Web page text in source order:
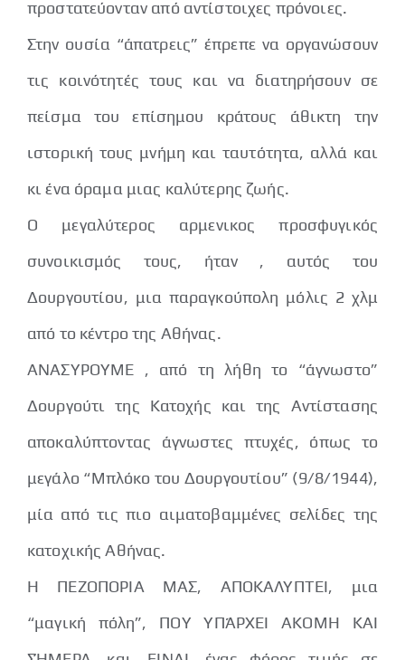
προστατεύονταν από αντίστοιχες πρόνοιες.
Στην ουσία “άπατρεις” έπρεπε να οργανώσουν
τις κοινότητές τους και να διατηρήσουν σε
πείσμα του επίσημου κράτους άθικτη την
ιστορική τους μνήμη και ταυτότητα, αλλά και
κι ένα όραμα μιας καλύτερης ζωής.
Ο μεγαλύτερος αρμενικος προσφυγικός
συνοικισμός τους, ήταν , αυτός του
Δουργουτίου, μια παραγκούπολη μόλις 2 χλμ
από το κέντρο της Αθήνας.
ΑΝΑΣΥΡΟΥΜΕ , από τη λήθη το “άγνωστο”
Δουργούτι της Κατοχής και της Αντίστασης
αποκαλύπτοντας άγνωστες πτυχές, όπως το
μεγάλο “Μπλόκο του Δουργουτίου” (9/8/1944),
μία από τις πιο αιματοβαμμένες σελίδες της
κατοχικής Αθήνας.
Η ΠΕΖΟΠΟΡΙΑ ΜΑΣ, ΑΠΟΚΑΛΥΠΤΕΙ, μια
“μαγική πόλη”, ΠΟΥ ΥΠΆΡΧΕΙ ΑΚΟΜΗ ΚΑΙ